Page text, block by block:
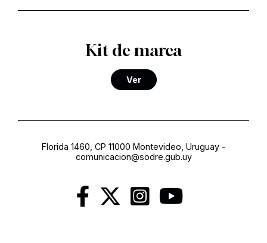
Kit de marca
Ver
Florida 1460, CP 11000 Montevideo, Uruguay-
comunicacion@sodre.gub.uy